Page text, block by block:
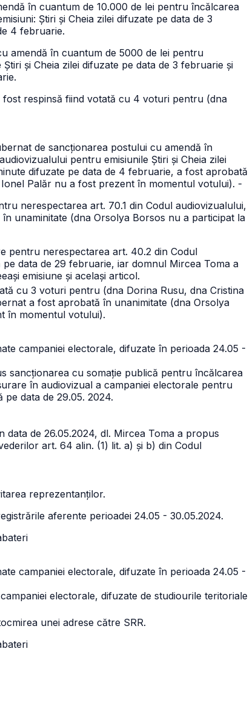
în cuantum de 10.000 de lei pentru încălcarea
Știri și Cheia zilei difuzate pe data de 3
4 februarie.
amendă în cuantum de 5000 de lei pentru
și Cheia zilei difuzate pe data de 3 februarie și
respinsă fiind votată cu 4 voturi pentru (dna
de sancționarea postului cu amendă în
pentru emisiunile Știri și Cheia zilei
difuzate pe data de 4 februarie, a fost aprobată
Palăr nu a fost prezent în momentul votului). -
nerespectarea art. 70.1 din Codul audiovizualului,
unaminitate (dna Orsolya Borsos nu a participat la
pentru nerespectarea art. 40.2 din Codul
data de 29 februarie, iar domnul Mircea Toma a
emisiune și același articol.
cu 3 voturi pentru (dna Dorina Rusu, dna Cristina
a fost aprobată în unanimitate (dna Orsolya
în momentul votului).
campaniei electorale, difuzate în perioada 24.05 -
sancționarea cu somație publică pentru încălcarea
în audiovizual a campaniei electorale pentru
data de 29.05. 2024.
data de 26.05.2024, dl. Mircea Toma a propus
art. 64 alin. (1) lit. a) și b) din Codul
reprezentanților.
aferente perioadei 24.05 - 30.05.2024.
campaniei electorale, difuzate în perioada 24.05 -
electorale, difuzate de studiourile teritoriale
unei adrese către SRR.